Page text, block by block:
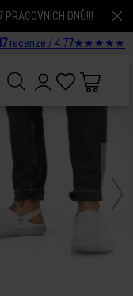
DNŮ!!!
recenze / 4.77★ ★ ★ ★ ★